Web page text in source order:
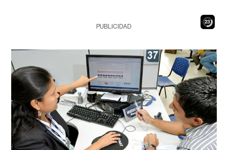
21
PUBLICIDAD